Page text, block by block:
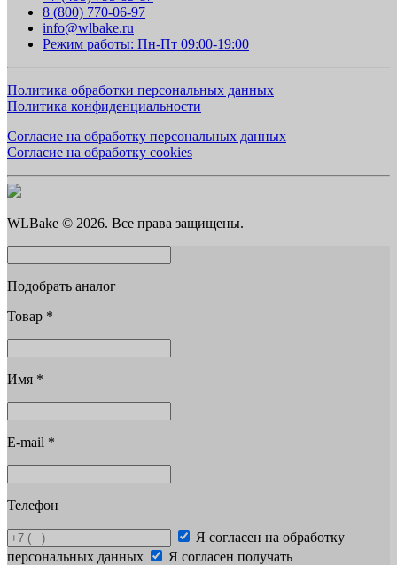
8 (800) 770-06-97
info@wlbake.ru
Режим работы: Пн-Пт 09:00-19:00
Политика обработки персональных данных
Политика конфиденциальности
Согласие на обработку персональных данных
Согласие на обработку cookies
WLBake © 2026. Все права защищены.
Подобрать аналог
Товар *
Имя *
E-mail *
Телефон
Я согласен на обработку
персональных данных
Я согласен получать